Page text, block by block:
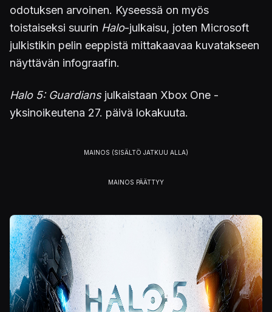
odotuksen arvoinen. Kyseessä on myös
toistaiseksi suurin Halo-julkaisu, joten Microsoft
julkistikin pelin eeppistä mittakaavaa kuvatakseen
näyttävän infograafin.
Halo 5: Guardiansjulkaistaan Xbox One -
yksinoikeutena 27. päivä lokakuuta.